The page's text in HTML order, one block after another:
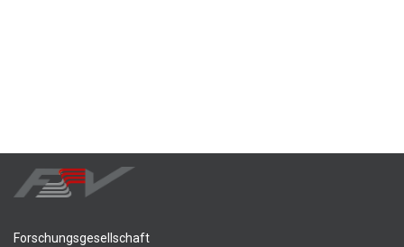
Forschungsgesellschaft